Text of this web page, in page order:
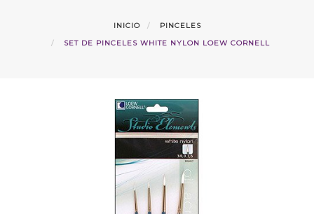
INICIO
PINCELES
SET DE PINCELES WHITE NYLON LOEW CORNELL